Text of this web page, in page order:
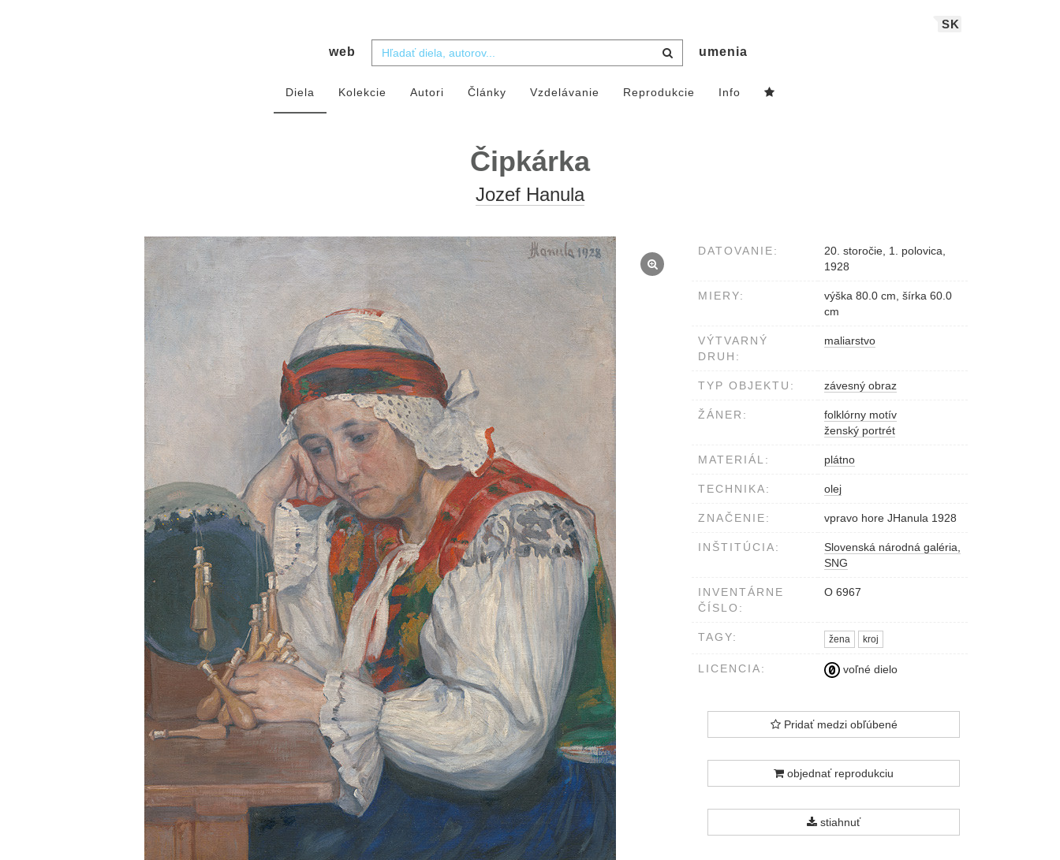
SK
web umenia
Diela Kolekcie Autori Články Vzdelávanie Reprodukcie Info
Čipkárka
Jozef Hanula
DATOVANIE:
20. storočie, 1. polovica,
1928
MIERY:
výška 80.0 cm, šírka 60.0
cm
VÝTVARNÝ
DRUH:
maliarstvo
TYP OBJEKTU: závesný obraz
ŽÁNER:
folklórny motív
ženský portrét
MATERIÁL: plátno
TECHNIKA: olej
ZNAČENIE: vpravo hore JHanula 1928
INŠTITÚCIA:
Slovenská národná galéria,
SNG
INVENTÁRNE
ČÍSLO:
O 6967
TAGY: žena kroj
LICENCIA: voľné dielo
Pridať medzi obľúbené
objednať reprodukciu
stiahnuť